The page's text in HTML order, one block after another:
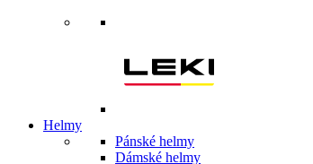
Helmy
Pánské helmy
Dámské helmy